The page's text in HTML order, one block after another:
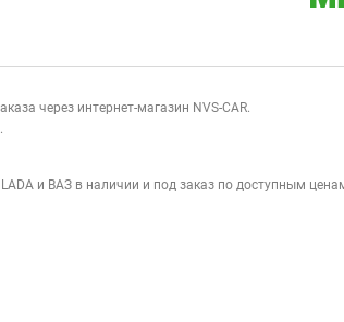
через интернет-магазин NVS-CAR.
и ВАЗ в наличии и под заказ по доступным